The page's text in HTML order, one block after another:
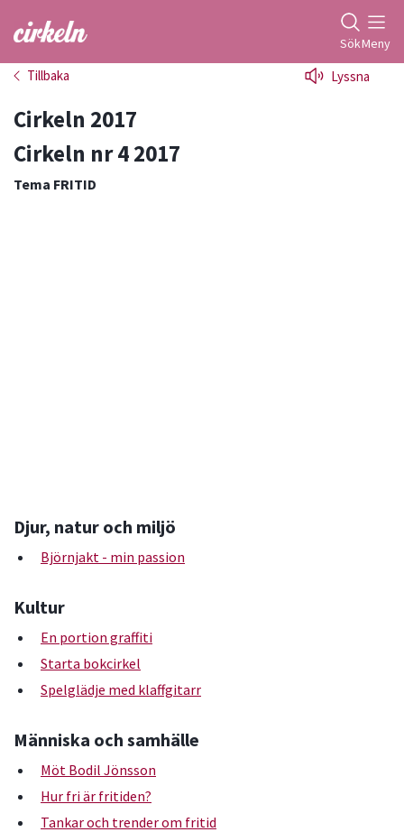
Gå till studiefrämjandets startsida SökMeny
Tillbaka Lyssna
Cirkeln 2017
Cirkeln nr 4 2017
Tema FRITID
Djur, natur och miljö
Björnjakt - min passion
Kultur
En portion graffiti
Starta bokcirkel
Spelglädje med klaffgitarr
Människa och samhälle
Möt Bodil Jönsson
Hur fri är fritiden?
Tankar och trender om fritid